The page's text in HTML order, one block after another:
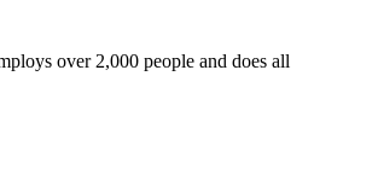
over 2,000 people and does all